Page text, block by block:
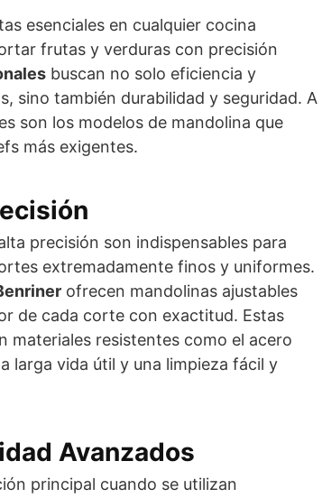
esenciales en cualquier cocina
frutas y verduras con precisión
buscan no solo eficiencia y
sino también durabilidad y seguridad. A
son los modelos de mandolina que
más exigentes.
precisión son indispensables para
extremadamente finos y uniformes.
ofrecen mandolinas ajustables
de cada corte con exactitud. Estas
materiales resistentes como el acero
larga vida útil y una limpieza fácil y
Avanzados
principal cuando se utilizan